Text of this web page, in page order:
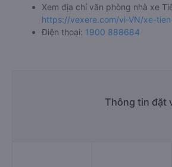
Xem địa chỉ văn phòng nhà xe
https://vexere.com/vi-VN/xe-
Điện thoại: 1900 888684
Thông tin đặt